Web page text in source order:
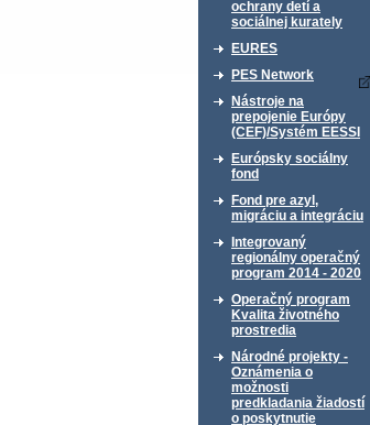
ochrany detí a
sociálnej kurately
EURES
PES Network
Nástroje na
prepojenie Európy
(CEF)/Systém EESSI
Európsky sociálny
fond
Fond pre azyl,
migráciu a integráciu
Integrovaný
regionálny operačný
program 2014 - 2020
Operačný program
Kvalita životného
prostredia
Národné projekty -
Oznámenia o
možnosti
predkladania žiadostí
o poskytnutie